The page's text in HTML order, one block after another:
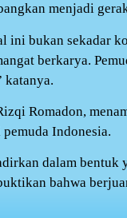
menjadi
ini bukan sekadar
berkarya.
katanya.
Romadon,
Indonesia.
dalam
bahwa